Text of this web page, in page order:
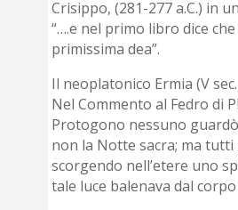
Crisippo, (281-277 a.C.) in
“….e nel primo libro dice
primissima dea”.
Il neoplatonico Ermia (V
Nel Commento al Fedro di
Protogono nessuno
non la Notte sacra; ma
scorgendo nell’etere uno
tale luce balenava dal